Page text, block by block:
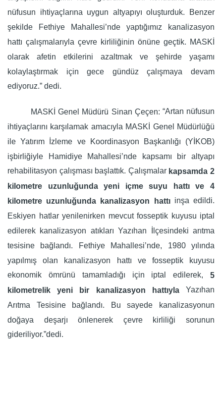
nüfusun ihtiyaçlarına uygun altyapıyı oluşturduk. Benzer
şekilde Fethiye Mahallesi’nde yaptığımız kanalizasyon
hattı çalışmalarıyla çevre kirliliğinin önüne geçtik. MASKİ
olarak afetin etkilerini azaltmak ve şehirde yaşamı
kolaylaştırmak için gece gündüz çalışmaya devam
ediyoruz.” dedi.
MASKİ Genel Müdürü Sinan Çeçen: “Artan nüfusun
ihtiyaçlarını karşılamak amacıyla MASKİ Genel Müdürlüğü
ile Yatırım İzleme ve Koordinasyon Başkanlığı (YİKOB)
işbirliğiyle Hamidiye Mahallesi’nde kapsamı bir altyapı
rehabilitasyon çalışması başlattık. Çalışmalar kapsamda 2
kilometre uzunluğunda yeni içme suyu hattı ve 4
kilometre uzunluğunda kanalizasyon hattıinşa edildi.
Eskiyen hatlar yenilenirken mevcut fosseptik kuyusu iptal
edilerek kanalizasyon atıkları Yazıhan İlçesindeki arıtma
tesisine bağlandı. Fethiye Mahallesi’nde, 1980 yılında
yapılmış olan kanalizasyon hattı ve fosseptik kuyusu
ekonomik ömrünü tamamladığı için iptal edilerek, 5
kilometrelik yeni bir kanalizasyon hattıylaYazıhan
Arıtma Tesisine bağlandı. Bu sayede kanalizasyonun
doğaya deşarjı önlenerek çevre kirliliği sorunun
gideriliyor.”dedi.